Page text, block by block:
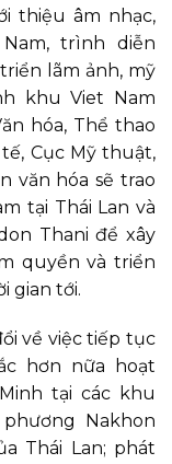
thiệu âm nhạc,
trình diễn
lãm ảnh, mỹ
khu Viet Nam
hóa, Thể thao
Cục Mỹ thuật,
văn hóa sẽ trao
tại Thái Lan và
Thani để xây
quyền và triển
gian tới.
về việc tiếp tục
hơn nữa hoạt
tại các khu
Nakhon
Thái Lan; phát